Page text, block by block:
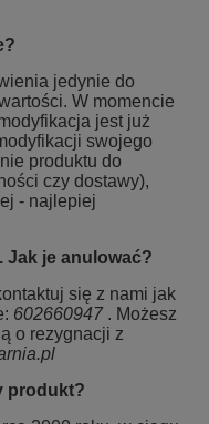
jedynie do
W momencie
jest już
swojego
produktu do
czy dostawy),
- najlepiej
Jak je anulować?
się z nami jak
602660947. Możesz
o rezygnacji z
produkt?